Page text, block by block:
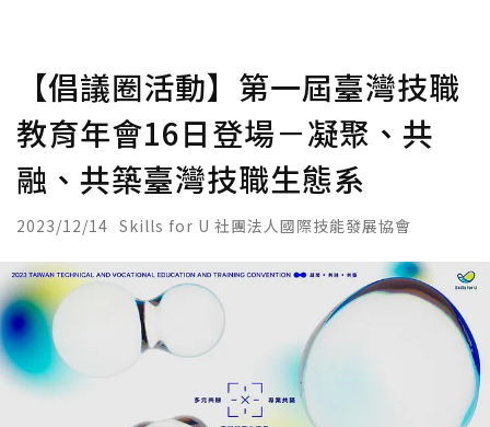
【倡議圈活動】第一屆臺灣技職
教育年會16日登場－凝聚、共
融、共築臺灣技職生態系
2023/12/14 Skills for U 社團法人國際技能發展協會